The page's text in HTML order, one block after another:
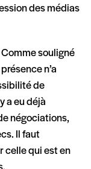
des médias
souligné
n’a
de
a eu déjà
négociations,
Il faut
celle qui est en